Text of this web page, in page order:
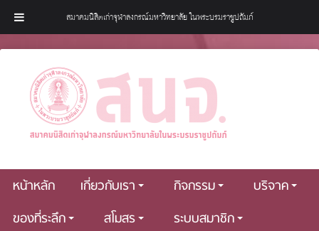
หน้าหลัก เกี่ยวกับเรา กิจกรรม
บริจาค
ของที่ระลึก
สโมสร
ระบบสมาชิก
สมาคมนิสิตเก่าจุฬาลงกรณ์มหาวิทยาลัย ในพระบรมราชูปถัมภ์